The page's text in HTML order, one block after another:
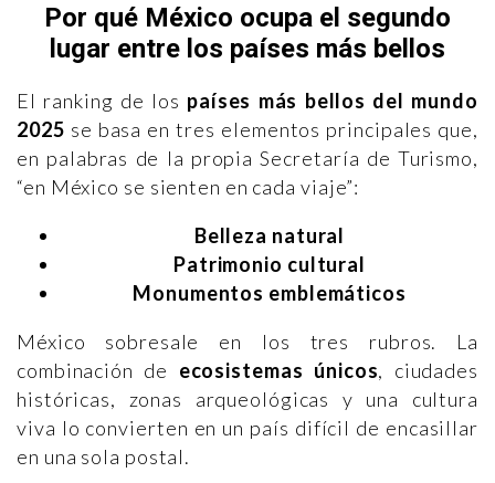
Por qué México ocupa el segundo
lugar entre los países más bellos
El ranking de los países más bellos del mundo
2025 se basa en tres elementos principales que,
en palabras de la propia Secretaría de Turismo,
“en México se sienten en cada viaje”:
Belleza natural
Patrimonio cultural
Monumentos emblemáticos
México sobresale en los tres rubros. La
combinación de ecosistemas únicos, ciudades
históricas, zonas arqueológicas y una cultura
viva lo convierten en un país difícil de encasillar
en una sola postal.